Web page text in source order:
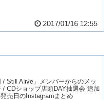
2017/01/16 12:55
/ Still Alive」メンバーからのメッ
/ CDショップ店頭DAY抽選会 追加
売日のInstagramまとめ